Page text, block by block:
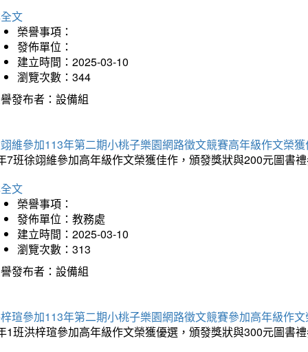
文
榮譽事項：
發佈單位：
建立時間：2025-03-10
瀏覽次數：344
發布者：設備組
維參加113年第二期小桃子樂園網路徵文競賽高年級作文榮
7班徐翊維參加高年級作文榮獲佳作，頒發獎狀與200元圖書
文
榮譽事項：
發佈單位：教務處
建立時間：2025-03-10
瀏覽次數：313
發布者：設備組
瑄參加113年第二期小桃子樂園網路徵文競賽參加高年級作
1班洪梓瑄參加高年級作文榮獲優選，頒發獎狀與300元圖書